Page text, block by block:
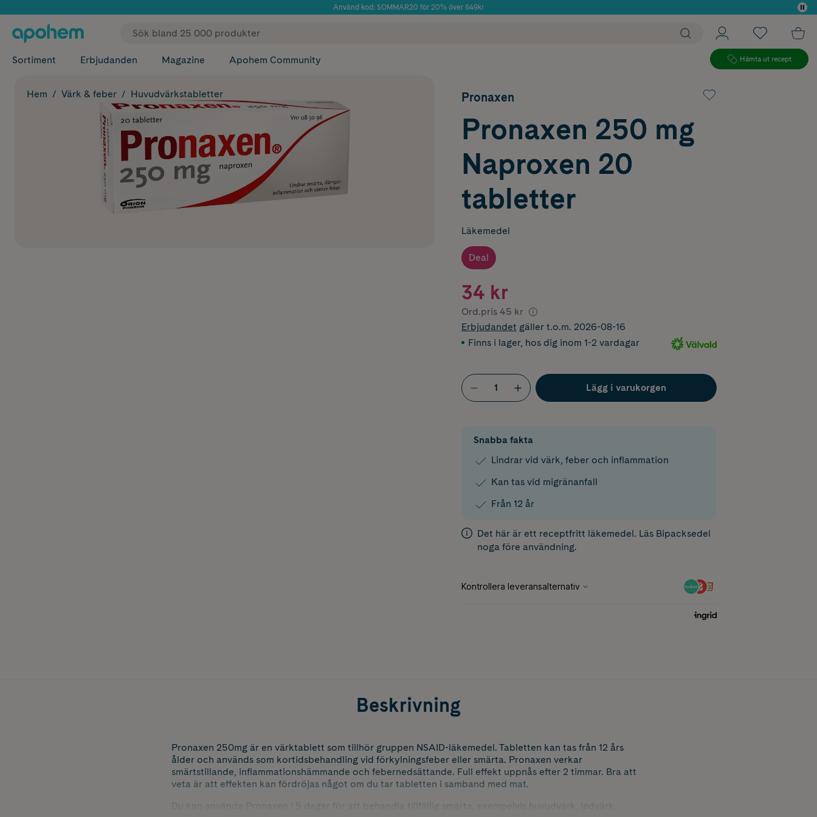
Använd kod: SOMMAR20 för 20% över 649kr
✓ Fri frakt
Sortiment Erbjudanden Magazine Apohem Community Hämta ut recept
Hem Värk & feber Huvudvärkstabletter Pronaxen
Pronaxen 250 mg
Naproxen 20
tabletter
Läkemedel
Deal
34 kr
Ord.pris 45 kr
Erbjudandet gäller t.o.m. 2026-08-16
Finns i lager, hos dig inom 1-2 vardagar
Lägg i varukorgen
Snabba fakta
Lindrar vid värk, feber och inflammation
Kan tas vid migränanfall
Från 12 år
Det här är ett receptfritt läkemedel. Läs Bipacksedel
noga före användning.
Beskrivning
Pronaxen 250mg är en värktablett som tillhör gruppen NSAID-läkemedel. Tabletten kan tas från 12 års
ålder och används som kortidsbehandling vid förkylningsfeber eller smärta. Pronaxen verkar
smärtstillande, inflammationshämmande och febernedsättande. Full effekt uppnås efter 2 timmar. Bra att
veta är att effekten kan fördröjas något om du tar tabletten i samband med mat.
Du kan använda Pronaxen i 5 dagar för att behandla tillfällig smärta, exempelvis huvudvärk, ledvärk,